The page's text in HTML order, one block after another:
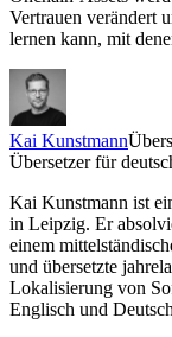
Vertrauen verändert
lernen kann, mit
Kai Kunstmann
Übersetzer für
Kai Kunstmann ist
in Leipzig. Er
einem
und übersetzte
Lokalisierung von
Englisch und